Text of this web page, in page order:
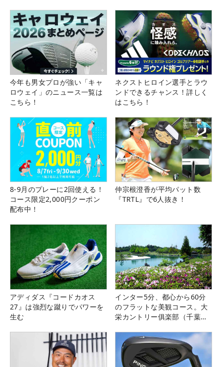
今年も男女プロが強い「キャ
ロウェイ」のニュース一覧は
こちら！
ネクストヒロイン選手とラウ
ンドできるチャンス！詳しく
はこちら！
8-9月のプレーに2回使える！
コース限定2,000円クーポン
配布中！
仲宗根澄香が平均パット数
『TRTL』で6人抜き！
アディダス『コードカオス
27』は強烈な蹴りでパワーを
生む
インター5分、都心から60分
のフラットな美観コース。大
栄カントリー俱楽部（千葉